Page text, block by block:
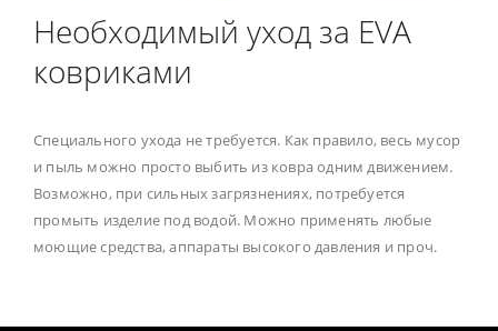
Необходимый уход за EVA
ковриками
Специального ухода не требуется. Как правило, весь мусор
и пыль можно просто выбить из ковра одним движением.
Возможно, при сильных загрязнениях, потребуется
промыть изделие под водой. Можно применять любые
моющие средства, аппараты высокого давления и проч.